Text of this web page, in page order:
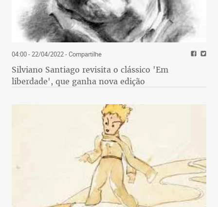
04:00 - 22/04/2022- Compartilhe
Silviano Santiago revisita o clássico 'Em
liberdade', que ganha nova edição